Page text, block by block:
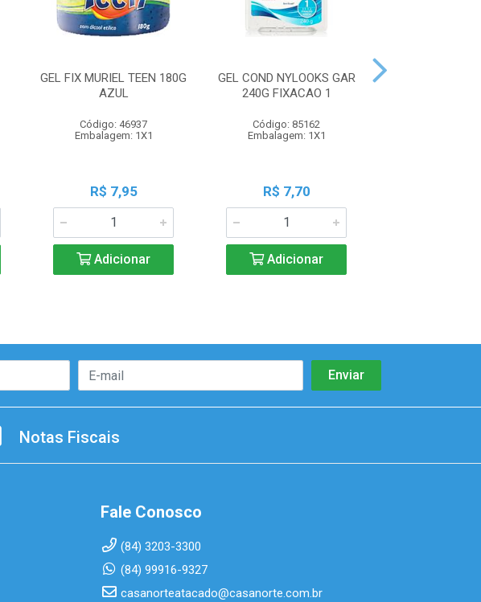
GEL FIX MURIEL TEEN 180G
AZUL
Código: 46937
Embalagem: 1X1
R$ 7,95
Adicionar
GEL COND NYLOOKS GAR
240G FIXACAO 1
Código: 85162
Embalagem: 1X1
R$ 7,70
Adicionar
Notas Fiscais
Fale Conosco
(84) 3203-3300
(84) 99916-9327
casanorteatacado@casanorte.com.br